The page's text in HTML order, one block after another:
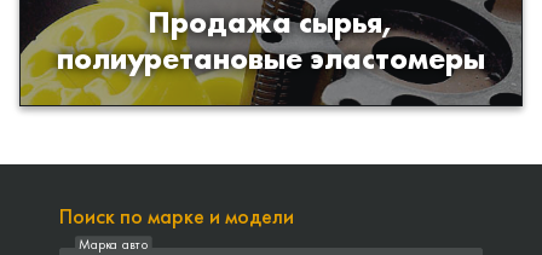
Продажа сырья,
полиуретановые эластомеры
Продажа сырья для производства
изделий из полиуретана
Поиск по марке и модели
Марка авто